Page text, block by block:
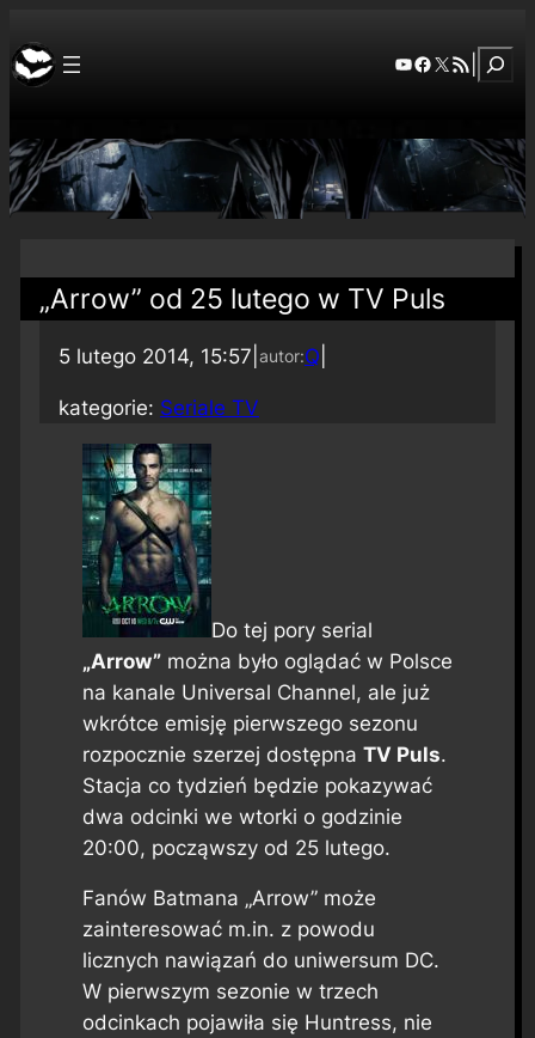
YouTube
Facebook
X RSS Feed
„Arrow” od 25 lutego w TV Puls
5 lutego 2014, 15:57 autor:Q
kategorie: Seriale TV
Do tej pory serial
„Arrow”można było oglądać w Polsce
na kanale Universal Channel, ale już
wkrótce emisję pierwszego sezonu
rozpocznie szerzej dostępna TV Puls.
Stacja co tydzień będzie pokazywać
dwa odcinki we wtorki o godzinie
20:00, począwszy od 25 lutego.
Fanów Batmana „Arrow” może
zainteresować m.in. z powodu
licznych nawiązań do uniwersum DC.
W pierwszym sezonie w trzech
odcinkach pojawiła się Huntress, nie